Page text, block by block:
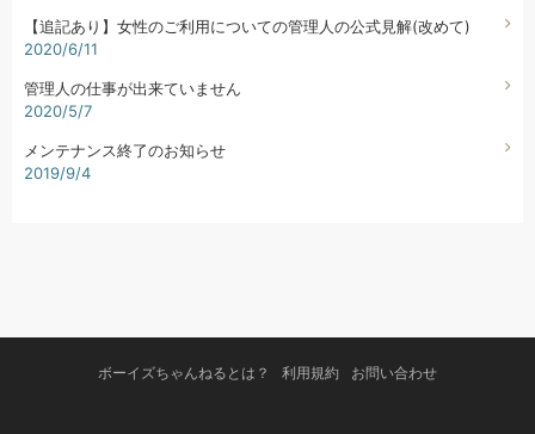
【追記あり】女性のご利用についての管理人の公式見解(改めて)
2020/6/11
管理人の仕事が出来ていません
2020/5/7
メンテナンス終了のお知らせ
2019/9/4
ボーイズちゃんねるとは？ 利用規約 お問い合わせ